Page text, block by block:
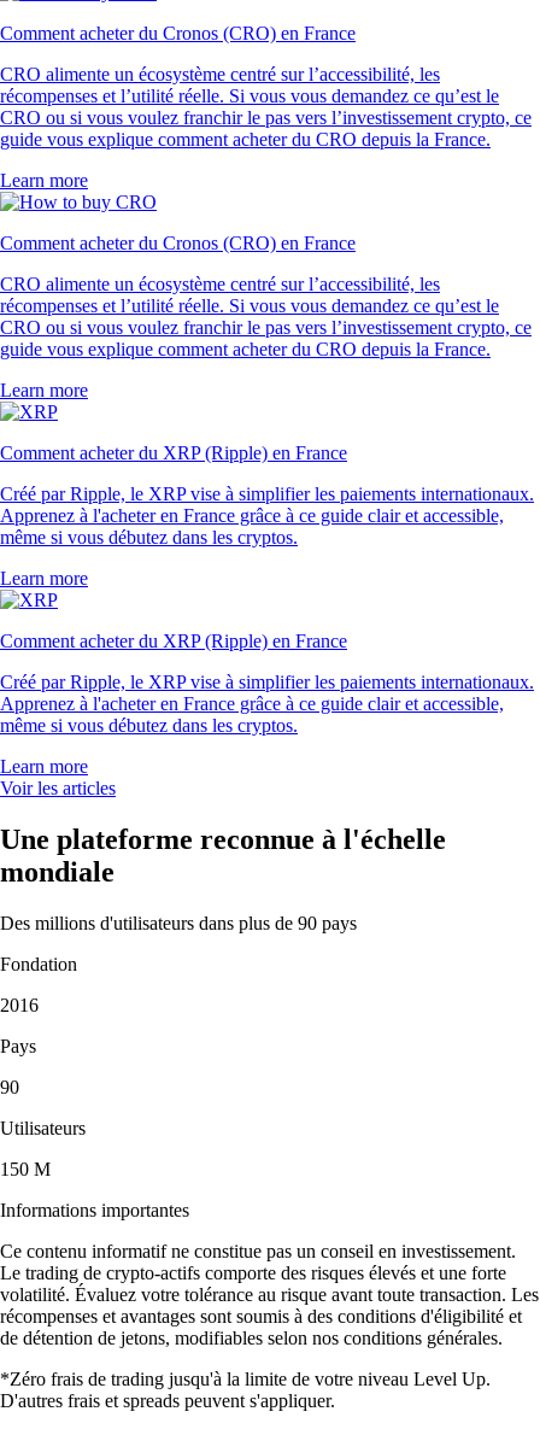
Comment acheter du Cronos (CRO) en France
CRO alimente un écosystème centré sur l’accessibilité, les
récompenses et l’utilité réelle. Si vous vous demandez ce qu’est le
CRO ou si vous voulez franchir le pas vers l’investissement crypto, ce
guide vous explique comment acheter du CRO depuis la France.
Learn more
Comment acheter du Cronos (CRO) en France
CRO alimente un écosystème centré sur l’accessibilité, les
récompenses et l’utilité réelle. Si vous vous demandez ce qu’est le
CRO ou si vous voulez franchir le pas vers l’investissement crypto, ce
guide vous explique comment acheter du CRO depuis la France.
Learn more
Comment acheter du XRP (Ripple) en France
Créé par Ripple, le XRP vise à simplifier les paiements internationaux.
Apprenez à l'acheter en France grâce à ce guide clair et accessible,
même si vous débutez dans les cryptos.
Learn more
Comment acheter du XRP (Ripple) en France
Créé par Ripple, le XRP vise à simplifier les paiements internationaux.
Apprenez à l'acheter en France grâce à ce guide clair et accessible,
même si vous débutez dans les cryptos.
Learn more
Voir les articles
Une plateforme reconnue à l'échelle
mondiale
Des millions d'utilisateurs dans plus de 90 pays
Fondation
2016
Pays
90
Utilisateurs
150 M
Informations importantes
Ce contenu informatif ne constitue pas un conseil en investissement.
Le trading de crypto-actifs comporte des risques élevés et une forte
volatilité. Évaluez votre tolérance au risque avant toute transaction. Les
récompenses et avantages sont soumis à des conditions d'éligibilité et
de détention de jetons, modifiables selon nos conditions générales.
*Zéro frais de trading jusqu'à la limite de votre niveau Level Up.
D'autres frais et spreads peuvent s'appliquer.